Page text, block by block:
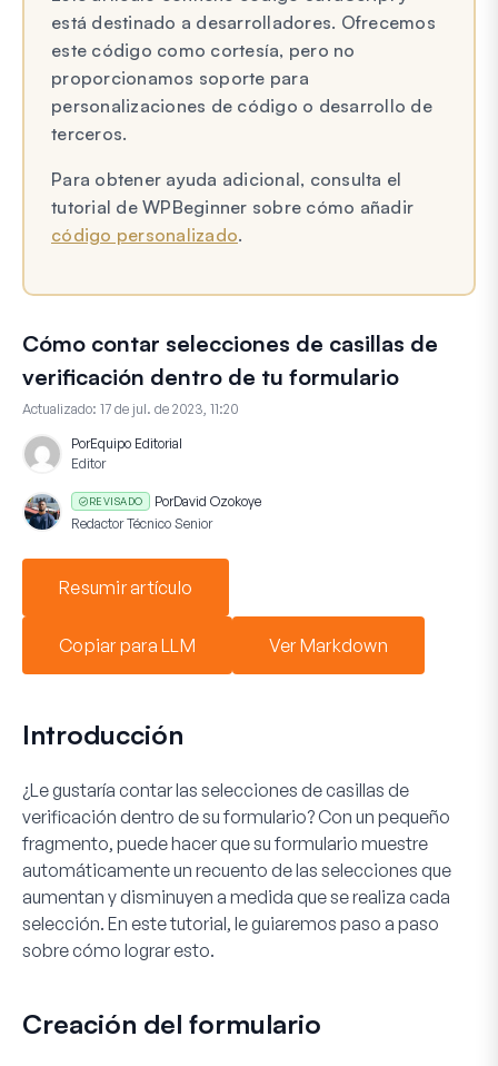
está destinado a desarrolladores. Ofrecemos
este código como cortesía, pero no
proporcionamos soporte para
personalizaciones de código o desarrollo de
terceros.
Para obtener ayuda adicional, consulta el
tutorial de WPBeginner sobre cómo añadir
código personalizado.
Cómo contar selecciones de casillas de
verificación dentro de tu formulario
Actualizado: 17 de jul. de 2023, 11:20
PorEquipo Editorial
Editor
REVISADO PorDavid Ozokoye
Redactor Técnico Senior
Resumir artículo
Copiar para LLM Ver Markdown
Introducción
¿Le gustaría contar las selecciones de casillas de
verificación dentro de su formulario? Con un pequeño
fragmento, puede hacer que su formulario muestre
automáticamente un recuento de las selecciones que
aumentan y disminuyen a medida que se realiza cada
selección. En este tutorial, le guiaremos paso a paso
sobre cómo lograr esto.
Creación del formulario